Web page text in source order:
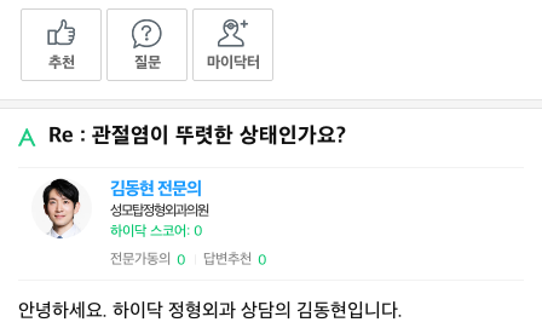
추천 질문 마이닥터
Re : 관절염이 뚜렷한 상태인가요?
김동현 전문의
성모탑정형외과의원
하이닥 스코어: 0
전문가동의 0 답변추천 0
안녕하세요. 하이닥 정형외과 상담의 김동현입니다.